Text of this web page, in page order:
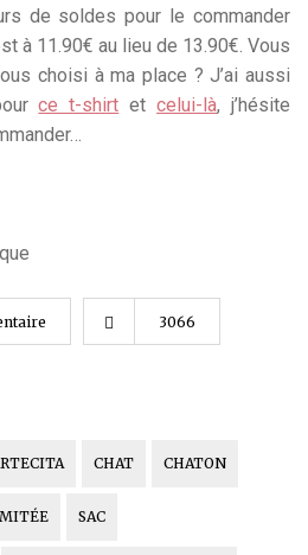
de soldes pour le commander
à 11.90€ au lieu de 13.90€. Vous
choisi à ma place ? J’ai aussi
ce t-shirt etcelui-là, j’hésite
3066
CHAT CHATON
SAC